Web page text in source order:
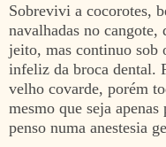
Sobrevivi a cocorotes,
navalhadas no cangote,
jeito, mas continuo sob
infeliz da broca dental.
velho covarde, porém
mesmo que seja
penso numa anestesia